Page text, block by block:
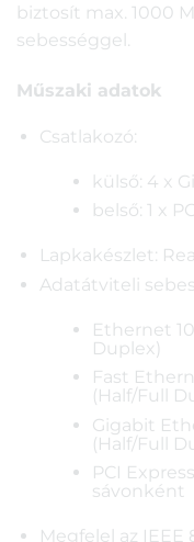
biztosít max. 1000
sebességgel.
Műszaki adatok
Csatlakozó:
külső: 4 x
belső: 1 x
Lapkakészlet:
Adatátviteli
Ethernet
Duplex)
Fast
(Half/Full
Gigabit
(Half/Full
PCI
sávonként
Megfelel az IEEE